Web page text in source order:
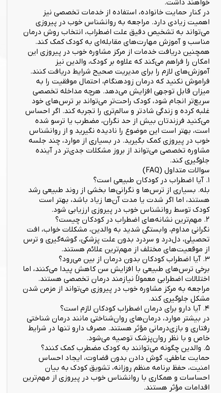
خواهند داشت.
در کنار حمایت خانواده، استفاده از خدمات تخصصی نیز
اهمیت زیادی دارد. مراجعه به روانشناس خوب در پیروزی
می‌تواند به تشخیص دقیق علت اضطراب، انتخاب روش درمان
مناسب و آموزش مهارت‌های مقابله‌ای به کودک کمک کند.
همچنین دریافت خدمات از مرکز مشاوره خوب در پیروزی این
امکان را فراهم می‌کند که علاوه بر کودک، والدین نیز
آموزش‌های لازم را برای مدیریت صحیح شرایط دریافت کنند.
فراموش نکنید که درمان زودهنگام، احتمال موفقیت را به
میزان قابل توجهی افزایش می‌دهد. هرچه مداخله تخصصی
سریع‌تر انجام شود، کودک راحت‌تر می‌تواند بر ترس‌های خود
غلبه کرده و زندگی شادتر و سالم‌تری را تجربه کند. اگر احساس
می‌کنید فرزندتان بیش از حد نگران، مضطرب یا ترسو شده
است، بهتر است این موضوع را نادیده نگیرید و از روانشناس
خوب در پیروزی کمک بگیرید. در بسیاری از موارد، چند جلسه
مشاوره تخصصی می‌تواند از بروز مشکلات جدی‌تر در آینده
جلوگیری کند.
سوالات متداول (FAQ)
۱. آیا اضطراب در کودکان طبیعی است؟
بله. بسیاری از ترس‌ها و نگرانی‌ها بخشی از روند طبیعی رشد
هستند، اما اگر شدت یا مدت آن‌ها زیاد باشد، بهتر است
کودک توسط روانشناس خوب در پیروزی ارزیابی شود.
۲. مهم‌ترین نشانه‌های اضطراب در کودکان چیست؟
نگرانی مداوم، وابستگی شدید به والدین، مشکلات خواب، افت
تحصیلی، دل‌درد و سردرد بدون علت پزشکی، گوشه‌گیری و ترس
از موقعیت‌های مختلف از مهم‌ترین علائم هستند.
۳. آیا اضطراب کودکان بدون درمان از بین می‌رود؟
برخی ترس‌های طبیعی با افزایش سن کاهش پیدا می‌کنند، اما
اختلالات اضطرابی معمولاً نیازمند درمان تخصصی هستند.
مراجعه به مرکز مشاوره خوب در پیروزی می‌تواند از مزمن شدن
مشکل جلوگیری کند.
۴. آیا دارو برای درمان اضطراب کودکان لازم است؟
در بیشتر موارد، درمان‌های روان‌شناختی مانند درمان شناختی
رفتاری و بازی‌درمانی مؤثر هستند. مصرف دارو تنها در شرایط
خاص و با نظر روان‌پزشک توصیه می‌شود.
۵. والدین چگونه می‌توانند به کودک مضطرب کمک کنند؟
حمایت عاطفی، گوش دادن بدون قضاوت، ایجاد احساس
امنیت، حفظ برنامه منظم روزانه، تشویق کودک به بیان
احساسات و همکاری با روانشناس خوب در پیروزی از مهم‌ترین
اقدامات مؤثر هستند.